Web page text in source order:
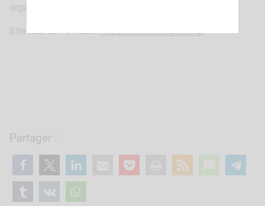
organisé par l’Alliance Sahel à Dakar.
Site web du FONGIM:https://www.fongim.org/
Partager :